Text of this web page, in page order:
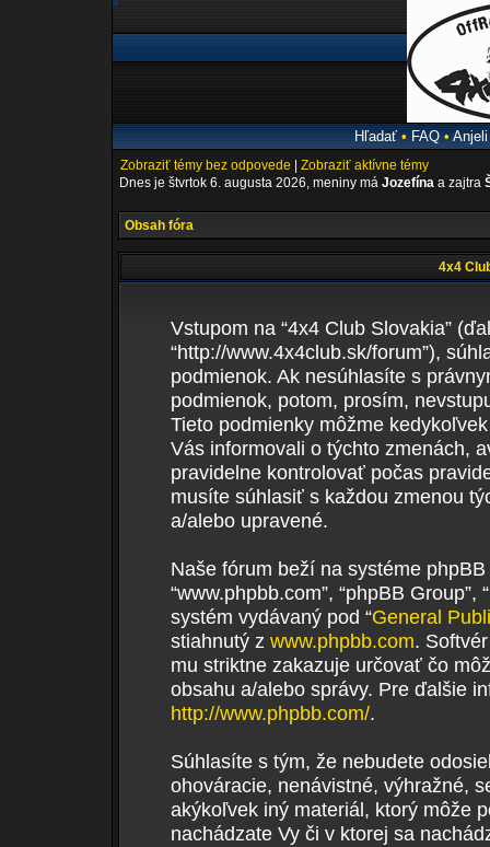
Hľadať• FAQ• Anjeli
Zobraziť témy bez odpovede
Zobraziť aktívne témy
Dnes je štvrtok 6. augusta 2026, meniny má Jozefína a zajtra
Obsah fóra
4x4
Vstupom na “4x4 Club Slovakia”
“http://www.4x4club.sk/forum”),
podmienok. Ak nesúhlasíte s
podmienok, potom, prosím,
Tieto podmienky môžme
Vás informovali o týchto zmenách,
pravidelne kontrolovať počas
musíte súhlasiť s každou zmenou
a/alebo upravené.
Naše fórum beží na systéme phpBB
“www.phpbb.com”, “phpBB
systém vydávaný pod “General
stiahnutý z www.phpbb.com.
mu striktne zakazuje určovať čo
obsahu a/alebo správy. Pre ďalšie
http://www.phpbb.com/.
Súhlasíte s tým, že nebudete
ohováracie, nenávistné, výhražné,
akýkoľvek iný materiál, ktorý môže
nachádzate Vy či v ktorej sa